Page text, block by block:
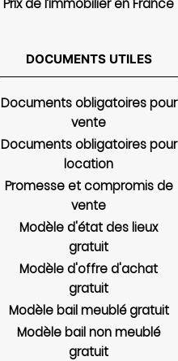
Prix de l’immobilier en France
DOCUMENTS UTILES
Documents obligatoires pour
vente
Documents obligatoires pour
location
Promesse et compromis de
vente
Modèle d'état des lieux
gratuit
Modèle d'offre d'achat
gratuit
Modèle bail meublé gratuit
Modèle bail non meublé
gratuit